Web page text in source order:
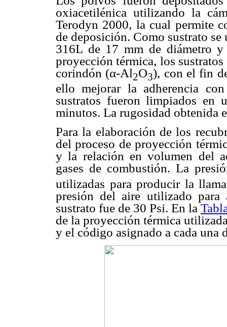
oxiacetilénica utilizando la
Terodyn 2000, la cual permite
de deposición. Como sustrato
316L de 17 mm de diámetro
proyección térmica, los
corindón (α-Al2O3), con el fin
ello mejorar la adherencia
sustratos fueron limpiados en
minutos. La rugosidad obtenida
Para la elaboración de los
del proceso de proyección
y la relación en volumen del
gases de combustión. La
utilizadas para producir la
presión del aire utilizado para
sustrato fue de 30 Psi. En la
de la proyección térmica
y el código asignado a cada una